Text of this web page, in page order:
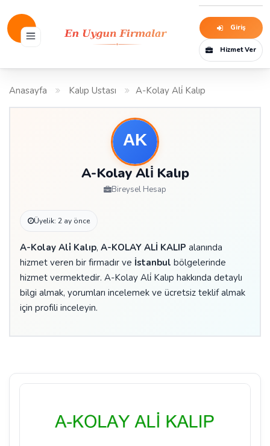
Giriş
Hizmet Ver
Anasayfa Kalıp Ustası A-Kolay Ali̇ Kalıp
A-Kolay Ali̇ Kalıp
Bireysel Hesap
Üyelik: 2 ay önce
A-Kolay Ali̇ Kalıp, A-KOLAY ALİ KALIP alanında
hizmet veren bir firmadır ve İstanbul bölgelerinde
hizmet vermektedir. A-Kolay Ali̇ Kalıp hakkında detaylı
bilgi almak, yorumları incelemek ve ücretsiz teklif almak
için profili inceleyin.